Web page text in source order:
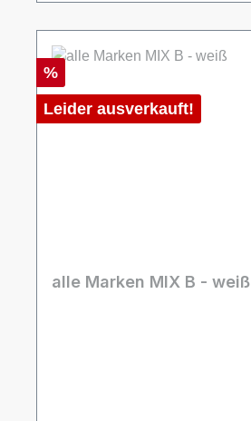
Rabatt
%
Leider ausverkauft!
alle Marken MIX B - weiß